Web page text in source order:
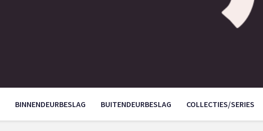
BINNENDEURBESLAG BUITENDEURBESLAG COLLECTIES/SERIES